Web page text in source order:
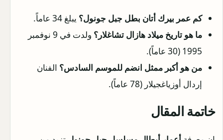
كم عمر بيرك أتان بطل جبل جونول؟ يبلغ 34 عاماً.
ما هو تاريخ ميلاد هازال تشاغلار؟
ولدت في 9 نوفمبر
1995 (30 عاماً).
من هو أكبر ممثل انضم للموسم السادس؟ الفنان
إردال أوزياغجيلار (78 عاماً).
خاتمة المقال